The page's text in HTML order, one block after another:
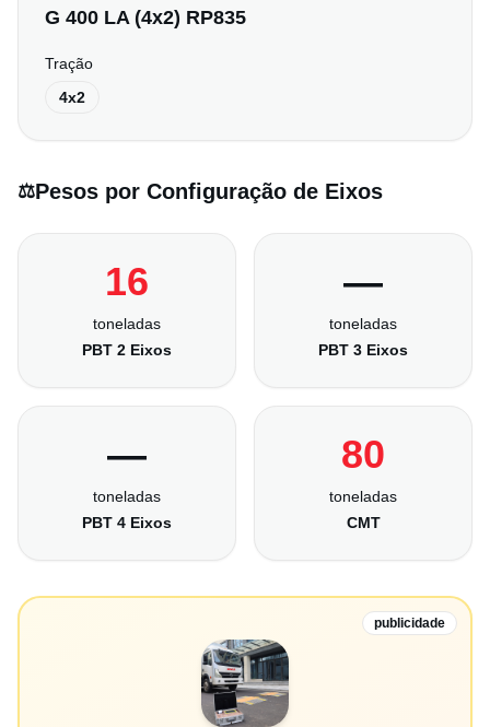
G 400 LA (4x2) RP835
Tração
4x2
⚖️Pesos por Configuração de Eixos
16
toneladas
PBT 2 Eixos
—
toneladas
PBT 3 Eixos
—
toneladas
PBT 4 Eixos
80
toneladas
CMT
publicidade